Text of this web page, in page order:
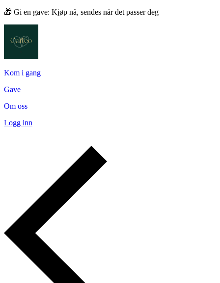
🎁 Gi en gave: Kjøp nå, sendes når det passer deg
Kom i gang
Gave
Om oss
Logg inn